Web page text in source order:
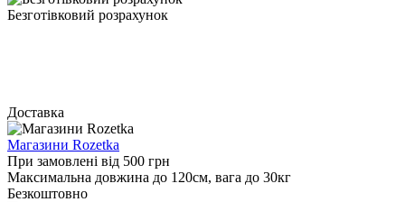
Безготівковий розрахунок
Доставка
Магазини Rozetka
При замовлені від 500 грн
Максимальна довжина до 120см, вага до 30кг
Безкоштовно